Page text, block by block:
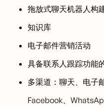
拖放式聊天机器人构
知识库
电子邮件营销活动
具备联系人跟踪功能
多渠道：聊天、电子
Facebook、